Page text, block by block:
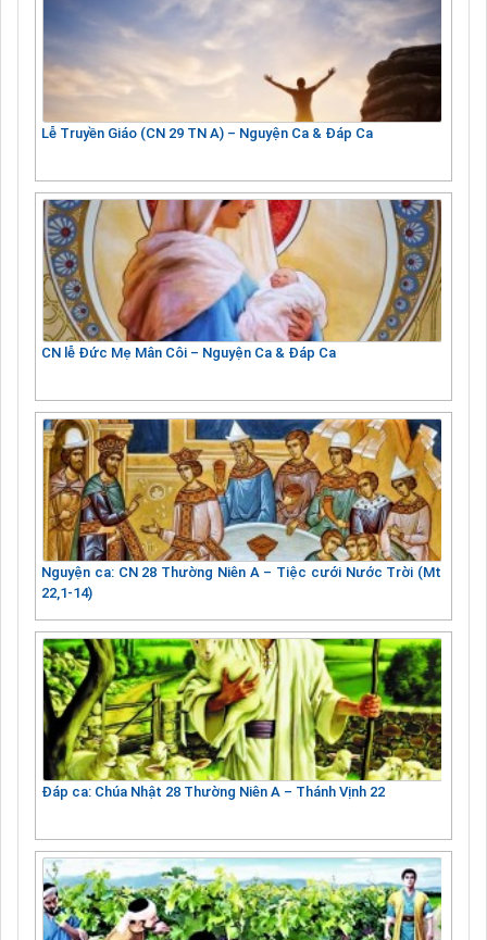
Lễ Truyền Giáo (CN 29 TN A) – Nguyện Ca & Đáp Ca
CN lễ Đức Mẹ Mân Côi – Nguyện Ca & Đáp Ca
Nguyện ca: CN 28 Thường Niên A – Tiệc cưới Nước Trời (Mt
22,1-14)
Đáp ca: Chúa Nhật 28 Thường Niên A – Thánh Vịnh 22